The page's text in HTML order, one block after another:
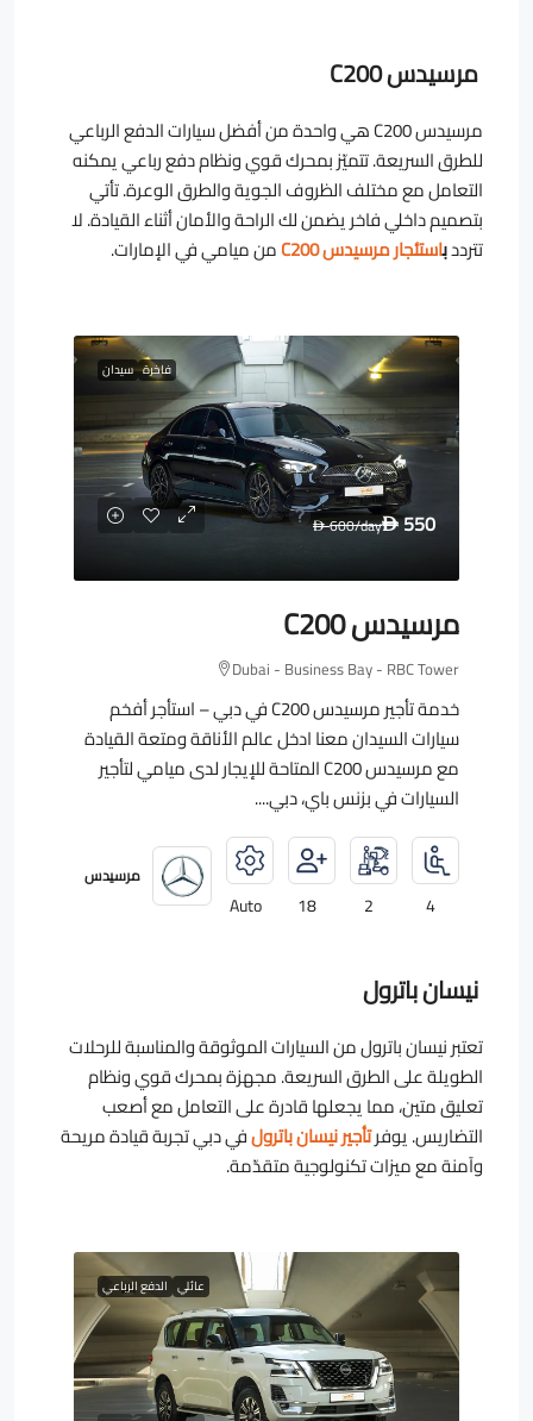
مرسيدس C200
مرسيدس C200 هي واحدة من أفضل سيارات الدفع الرباعي
للطرق السريعة. تتميّز بمحرك قوي ونظام دفع رباعي يمكنه
التعامل مع مختلف الظروف الجوية والطرق الوعرة. تأتي
بتصميم داخلي فاخر يضمن لك الراحة والأمان أثناء القيادة. لا
تترددباستئجار مرسيدس C200 من ميامي في الإمارات.
فاخرة سيدان
D550
D600/day
مرسيدس C200
Dubai - Business Bay - RBC Tower
خدمة تأجير مرسيدس C200 في دبي – استأجر أفخم
سيارات السيدان معنا ادخل عالم الأناقة ومتعة القيادة
مع مرسيدس C200 المتاحة للإيجار لدى ميامي لتأجير
السيارات في بزنس باي، دبي....
4
2
18
Auto
مرسيدس
نيسان باترول
تعتبر نيسان باترول من السيارات الموثوقة والمناسبة للرحلات
الطويلة على الطرق السريعة. مجهزة بمحرك قوي ونظام
تعليق متين، مما يجعلها قادرة على التعامل مع أصعب
التضاريس. يوفرتأجير نيسان باترولفي دبي تجربة قيادة مريحة
وآمنة مع ميزات تكنولوجية متقدّمة.
عائلي الدفع الرباعي